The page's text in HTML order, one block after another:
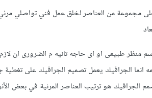
مجموعة من العناصر لخلق عمل فني تواصلي مرئي
منظر طبيعى او اى حاجه تانيه م الضرورى ان
انما الجرافيك يعمل تصميم الجرافيك على
الجرافيك هو ترتيب العناصر المرئية في بعض